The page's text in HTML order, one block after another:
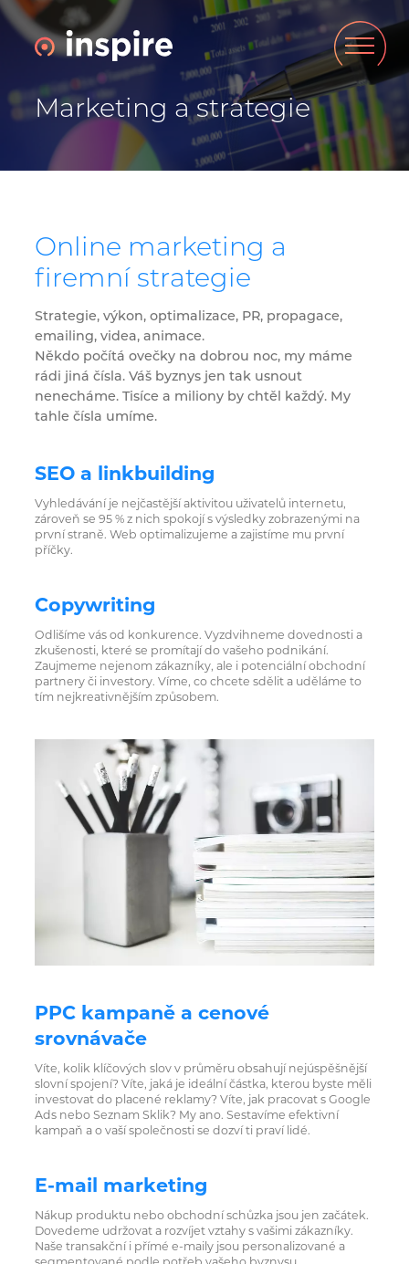
Marketing a strategie
Online marketing a
firemní strategie
Strategie, výkon, optimalizace, PR, propagace,
emailing, videa, animace.
Někdo počítá ovečky na dobrou noc, my máme
rádi jiná čísla. Váš byznys jen tak usnout
nenecháme. Tisíce a miliony by chtěl každý. My
tahle čísla umíme.
SEO a linkbuilding
Vyhledávání je nejčastější aktivitou uživatelů internetu,
zároveň se 95 % z nich spokojí s výsledky zobrazenými na
první straně. Web optimalizujeme a zajistíme mu první
příčky.
Copywriting
Odlišíme vás od konkurence. Vyzdvihneme dovednosti a
zkušenosti, které se promítají do vašeho podnikání.
Zaujmeme nejenom zákazníky, ale i potenciální obchodní
partnery či investory. Víme, co chcete sdělit a uděláme to
tím nejkreativnějším způsobem.
PPC kampaně a cenové
srovnávače
Víte, kolik klíčových slov v průměru obsahují nejúspěšnější
slovní spojení? Víte, jaká je ideální částka, kterou byste měli
investovat do placené reklamy? Víte, jak pracovat s Google
Ads nebo Seznam Sklik? My ano. Sestavíme efektivní
kampaň a o vaší společnosti se dozví ti praví lidé.
E-mail marketing
Nákup produktu nebo obchodní schůzka jsou jen začátek.
Dovedeme udržovat a rozvíjet vztahy s vašimi zákazníky.
Naše transakční i přímé e-maily jsou personalizované a